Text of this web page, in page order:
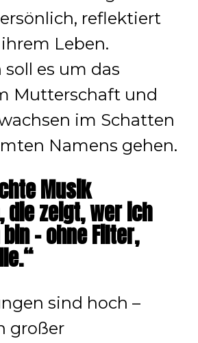
reflektiert
Leben.
es um das
Mutterschaft und
im Schatten
Namens gehen.
Musik
die zeigt, wer ich
– ohne Filter,
sind hoch –
großer